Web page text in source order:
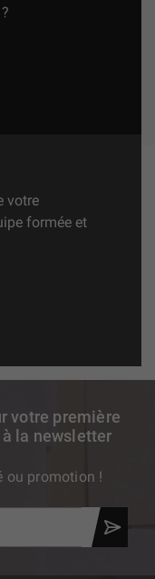
votre première
la newsletter
ou promotion !
votre
formée et